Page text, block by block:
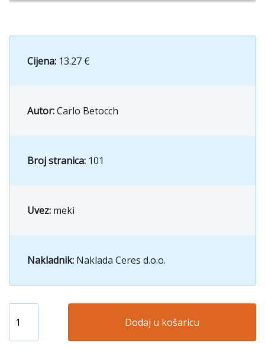
Cijena: 13.27 €
Autor:Carlo Betocch
Broj stranica: 101
Uvez: meki
Nakladnik: Naklada Ceres d.o.o.
Dodaj u košaricu